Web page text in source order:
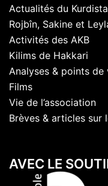
Actualités du
Rojbîn, Sakine et
Activités des AKB
Kilims de Hakkari
Analyses & points de
Films
Vie de l’association
Brèves & articles sur
AVEC LE